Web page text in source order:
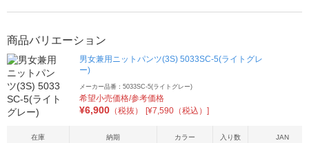
商品バリエーション
男女兼用ニットパンツ(3S) 5033SC-5(ライトグレ
ー)
メーカー品番：5033SC-5(ライトグレー)
希望小売価格/参考価格
¥6,900 （税抜） [¥7,590（税込）]
在庫 納期 カラー 入り数 JAN